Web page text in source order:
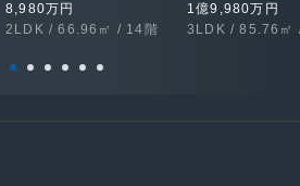
8,980万円
2LDK / 66.96㎡ / 14階
1億9,980万円
3LDK / 85.76㎡